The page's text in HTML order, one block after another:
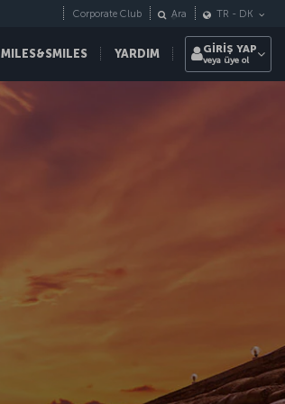
MILES&SMILES YARDIM
Corporate Club Ara TR - DK
GİRİŞ YAP
veya üye ol